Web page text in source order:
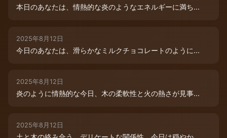
本日のあなたは、情熱的な炎のようなエネルギーに満ち...
2025年8月12日
今日のあなたは、滑らかなミルクチョコレートのように...
2025年8月12日
炎のように情熱的な今日、木の柔軟性と火の熱さが見事...
2025年8月12日